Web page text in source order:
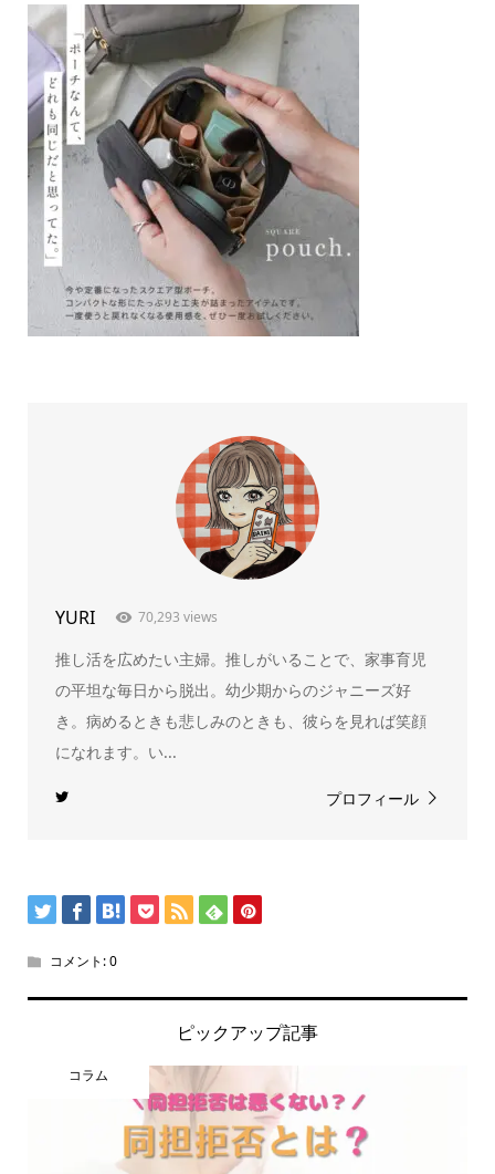
YURI 70,293 views
推し活を広めたい主婦。推しがいることで、家事育児
の平坦な毎日から脱出。幼少期からのジャニーズ好
き。病めるときも悲しみのときも、彼らを見れば笑顔
になれます。い...
プロフィール
コメント:0
ピックアップ記事
コラム